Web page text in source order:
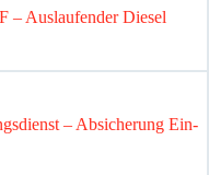
Aus­lau­fen­der Die­sel
– Absi­che­rung Ein­